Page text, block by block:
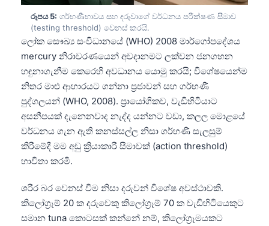
රූපය 5: ගර්භණීභාවය සහ දරුවාගේ වර්ධනය පරීක්ෂණ සීමාව
(testing threshold) වෙනස් කරයි.
ලෝක සෞඛ්‍ය සංවිධානයේ (WHO) 2008 මාර්ගෝපදේශය
mercury නිරාවරණයෙන් අවදානමට ලක්වන ජනගහන
හඳුනාගැනීම කෙරෙහි අවධානය යොමු කරයි; විශේෂයෙන්ම
නිතර මාළු ආහාරයට ගන්නා ප්‍රජාවන් සහ ගර්භණී
පුද්ගලයන් (WHO, 2008). ප්‍රායෝගිකව, වැඩිහිටියාට
අසනීපයක් දැනෙනවාද නැද්ද යන්නට වඩා, කලල මොළයේ
වර්ධනය ගැන ඇති කනස්සල්ල නිසා ගර්භණී සැලසුම්
කිරීමේදී මම අඩු ක්‍රියාකාරී සීමාවක් (action threshold)
භාවිතා කරමි.
ශරීර බර වෙනස් වීම නිසා දරුවන් විශේෂ අවස්ථාවකි.
කිලෝග්‍රෑම් 20 ක දරුවෙකු කිලෝග්‍රෑම් 70 ක වැඩිහිටියෙකුට
සමාන tuna කොටසක් කන්නේ නම්, කිලෝග්‍රෑමයකට